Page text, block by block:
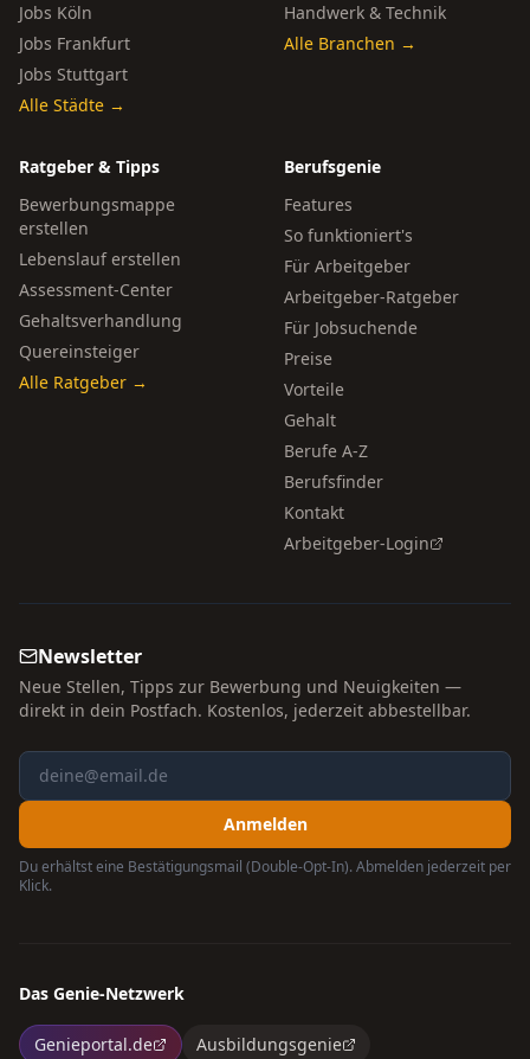
Jobs Köln
Jobs Frankfurt
Jobs Stuttgart
Alle Städte →
Handwerk & Technik
Alle Branchen →
Ratgeber & Tipps
Bewerbungsmappe
erstellen
Lebenslauf erstellen
Assessment-Center
Gehaltsverhandlung
Quereinsteiger
Alle Ratgeber →
Berufsgenie
Features
So funktioniert's
Für Arbeitgeber
Arbeitgeber-Ratgeber
Für Jobsuchende
Preise
Vorteile
Gehalt
Berufe A-Z
Berufsfinder
Kontakt
Arbeitgeber-Login
Newsletter
Neue Stellen, Tipps zur Bewerbung und Neuigkeiten —
direkt in dein Postfach. Kostenlos, jederzeit abbestellbar.
Anmelden
Du erhältst eine Bestätigungsmail (Double-Opt-In). Abmelden jederzeit per
Klick.
Das Genie-Netzwerk
Genieportal.de Ausbildungsgenie